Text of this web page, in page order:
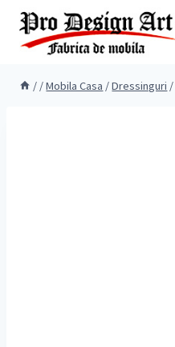
Skip
content
/ /Mobila Casa /Dressinguri /